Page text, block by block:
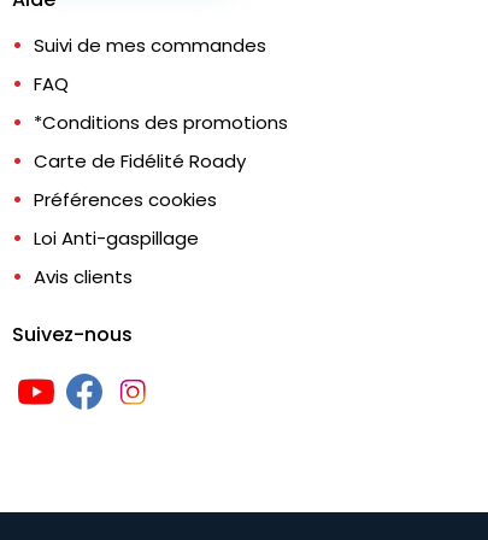
Suivi de mes commandes
FAQ
*Conditions des promotions
Carte de Fidélité Roady
Préférences cookies
Loi Anti-gaspillage
Avis clients
Suivez-nous